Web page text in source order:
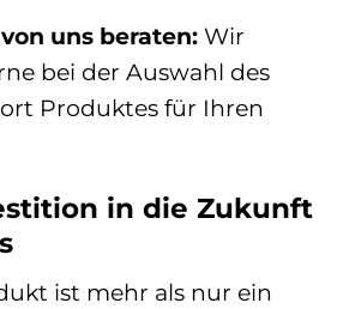
uns beraten: Wir
bei der Auswahl des
Produktes für Ihren
in die Zukunft
ist mehr als nur ein